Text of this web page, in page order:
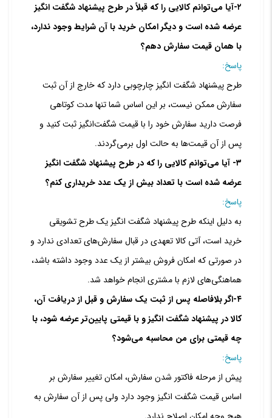
۲-آیا می‌توانم کالایی را که قبلاً در طرح پیشنهاد شگفت انگیز
عرضه شده است و دیگر امکان خرید با آن شرایط وجود ندارد،
با همان قیمت سفارش دهم؟
پاسخ:
طرح پیشنهاد شگفت انگیز چارچوبی دارد که خارج از آن ثبت
سفارش ممکن نیست، بر این اساس شما تنها مدت کوتاهی
فرصت دارید سفارش خود را با قیمت شگفت‌انگیز ثبت کنید و
پس از آن قیمت‌ها به حالت اول برمی‏‌گردند.
۳- آیا می‌‏توانم کالایی را که در طرح پیشنهاد شگفت انگیز
عرضه شده است با تعداد بیش از یک عدد خریداری کنم؟
پاسخ:
به دلیل اینکه طرح پیشنهاد شگفت انگیز یک طرح تشویقی
خرید است، آتی کالا تعهدی در قبال سفارش‏‌های تعدادی ندارد و
در صورتی که امکان فروش بیشتر از یک عدد وجود داشته باشد،
هماهنگی‏‌های لازم با مشتری انجام خواهد شد.
۴-اگر بلافاصله پس از ثبت یک سفارش و قبل از دریافت آن،
کالا در پیشنهاد شگفت انگیز و با قیمتی پایین‌تر عرضه شود، با
چه قیمتی برای من محاسبه می‌‏شود؟
پاسخ:
پیش از مرحله فاکتور شدن سفارش، امکان تغییر سفارش بر
اساس قیمت شگفت انگیز وجود دارد ولی پس از آن سفارش به